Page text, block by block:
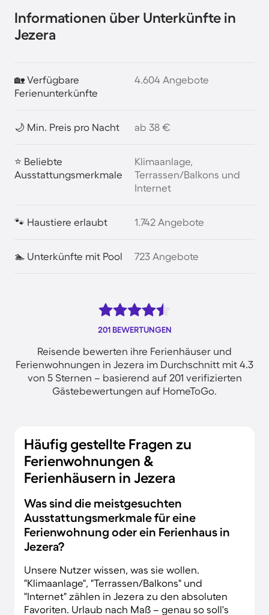
Informationen über Unterkünfte in
Jezera
🏡 Verfügbare
Ferienunterkünfte
4.604 Angebote
🌙 Min. Preis pro Nacht ab 38 €
⭐ Beliebte
Ausstattungsmerkmale
Klimaanlage,
Terrassen/Balkons und
Internet
🐾 Haustiere erlaubt 1.742 Angebote
🏊 Unterkünfte mit Pool 723 Angebote
201 BEWERTUNGEN
Reisende bewerten ihre Ferienhäuser und
Ferienwohnungen in Jezera im Durchschnitt mit 4.3
von 5 Sternen – basierend auf 201 verifizierten
Gästebewertungen auf HomeToGo.
Häufig gestellte Fragen zu
Ferienwohnungen &
Ferienhäusern in Jezera
Was sind die meistgesuchten
Ausstattungsmerkmale für eine
Ferienwohnung oder ein Ferienhaus in
Jezera?
Unsere Nutzer wissen, was sie wollen.
"Klimaanlage", "Terrassen/Balkons" und
"Internet" zählen in Jezera zu den absoluten
Favoriten. Urlaub nach Maß – genau so soll's